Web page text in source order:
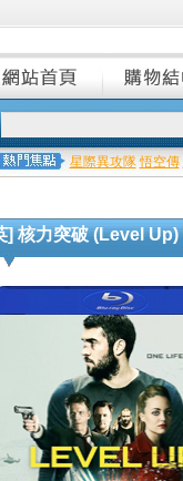
星際異攻隊 悟空傳
] 核力突破 (Level Up)